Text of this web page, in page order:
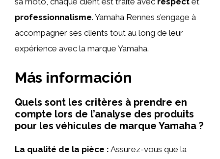
professionnalisme. Yamaha Rennes s’engage à
accompagner ses clients tout au long de leur
expérience avec la marque Yamaha.
Más información
Quels sont les critères à prendre en
compte lors de l’analyse des produits
pour les véhicules de marque Yamaha ?
La qualité de la pièce : Assurez-vous que la